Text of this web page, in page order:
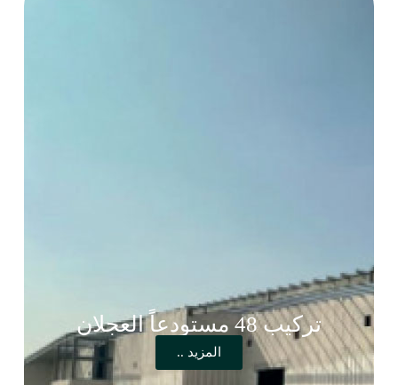
تركيب 48 مستودعاً العجلان
المزيد ..